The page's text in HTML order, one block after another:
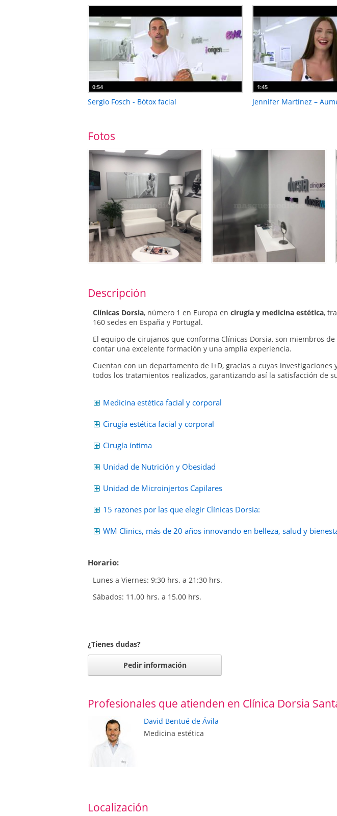
0:54
Sergio Fosch - Bótox facial
1:45
Jennifer Martínez –
Fotos
Descripción
Clínicas Dorsia, número 1 en Europa en cirugía y medicina estética,
160 sedes en España y Portugal.
El equipo de cirujanos que conforma Clínicas Dorsia, son miembros
contar una excelente formación y una amplia experiencia.
Cuentan con un departamento de I+D, gracias a cuyas
todos los tratamientos realizados, garantizando así la satisfacción de
Medicina estética facial y corporal
Cirugía estética facial y corporal
Cirugía íntima
Unidad de Nutrición y Obesidad
Unidad de Microinjertos Capilares
15 razones por las que elegir Clínicas Dorsia:
WM Clinics, más de 20 años innovando en belleza, salud y
Horario:
Lunes a Viernes: 9:30 hrs. a 21:30 hrs.
Sábados: 11.00 hrs. a 15.00 hrs.
¿Tienes dudas?
Pedir información
Profesionales que atienden en Clínica Dorsia
David Bentué de Ávila
Medicina estética
Localización